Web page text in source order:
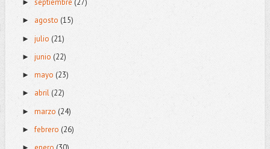
► septiembre (27)
► agosto (15)
► julio (21)
► junio (22)
► mayo (23)
► abril (22)
► marzo (24)
►febrero (26)